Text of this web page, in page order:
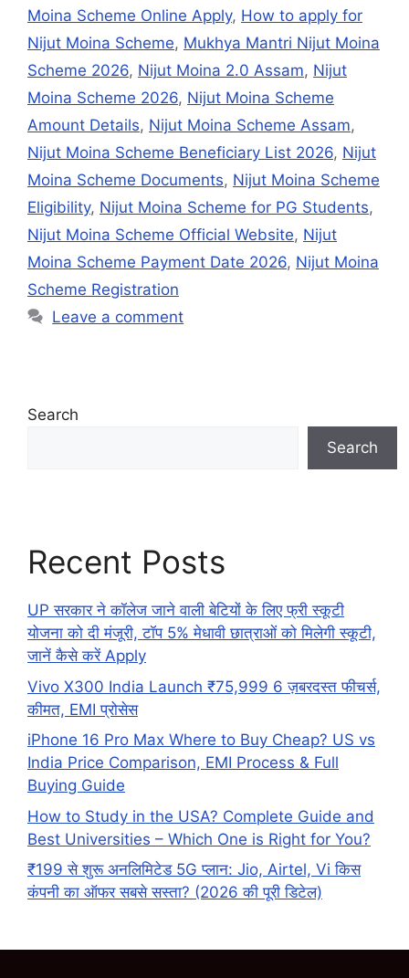
Moina Scheme Online Apply, How to apply for
Nijut Moina Scheme, Mukhya Mantri Nijut Moina
Scheme 2026, Nijut Moina 2.0 Assam, Nijut
Moina Scheme 2026, Nijut Moina Scheme
Amount Details, Nijut Moina Scheme Assam,
Nijut Moina Scheme Beneficiary List 2026, Nijut
Moina Scheme Documents, Nijut Moina Scheme
Eligibility, Nijut Moina Scheme for PG Students,
Nijut Moina Scheme Official Website, Nijut
Moina Scheme Payment Date 2026, Nijut Moina
Scheme Registration
Leave a comment
Search
Search
Recent Posts
UP सरकार ने कॉलेज जाने वाली बेटियों के लिए फ्री स्कूटी
योजना को दी मंजूरी, टॉप 5% मेधावी छात्राओं को मिलेगी स्कूटी,
जानें कैसे करें Apply
Vivo X300 India Launch ₹75,999 6 ज़बरदस्त फीचर्स,
कीमत, EMI प्रोसेस
iPhone 16 Pro Max Where to Buy Cheap? US vs
India Price Comparison, EMI Process & Full
Buying Guide
How to Study in the USA? Complete Guide and
Best Universities – Which One is Right for You?
₹199 से शुरू अनलिमिटेड 5G प्लान: Jio, Airtel, Vi किस
कंपनी का ऑफर सबसे सस्ता? (2026 की पूरी डिटेल)